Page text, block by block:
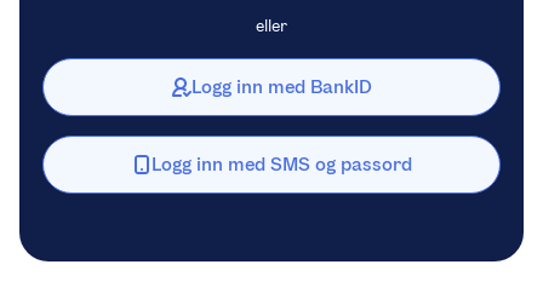
eller
Logg inn med BankID
Logg inn med SMS og passord